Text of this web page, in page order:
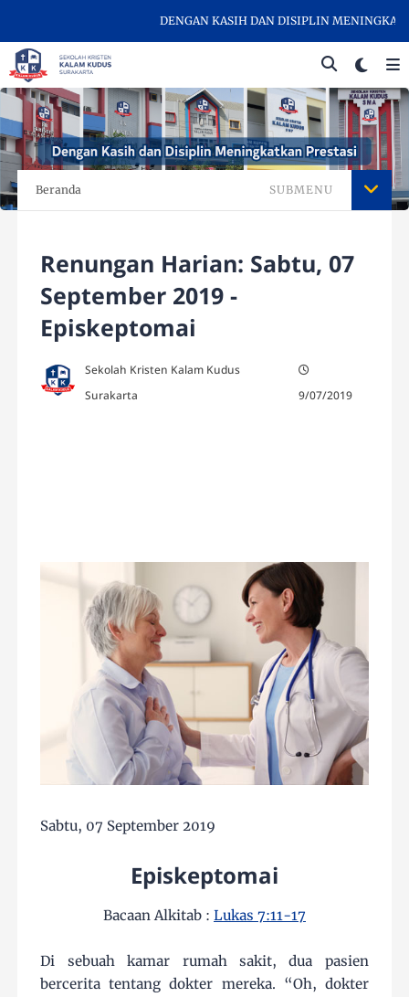
DENGAN KASIH DAN DISIPLIN
Beranda SUBMENU
Renungan Harian: Sabtu, 07
September 2019 -
Episkeptomai
Sekolah Kristen Kalam Kudus
Surakarta
9/07/2019
Sabtu, 07 September 2019
Episkeptomai
Bacaan Alkitab : Lukas 7:11-17
Di sebuah kamar rumah sakit, dua pasien
bercerita tentang dokter mereka. “Oh, dokter